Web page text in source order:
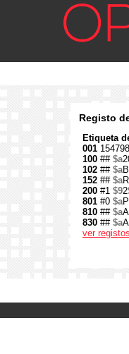
Registo
Etiqueta
001
100 ## $a
102 ## $a
152 ## $a
200 #1 $92
801 #0 $a
810 ## $a
830 ## $a
ver